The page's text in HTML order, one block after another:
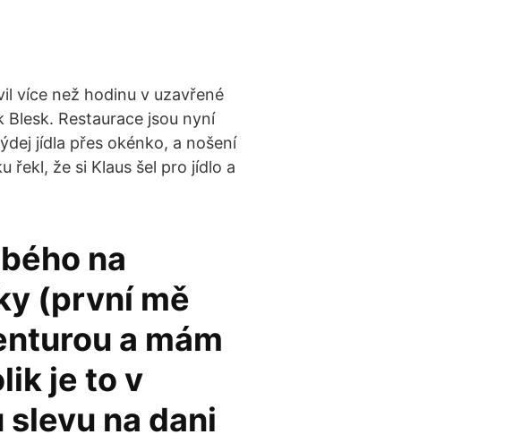
více než hodinu v uzavřené
Restaurace jsou nyní
jídla přes okénko, a nošení
řekl, že si Klaus šel pro jídlo a
na
(první mě
a mám
je to v
na dani